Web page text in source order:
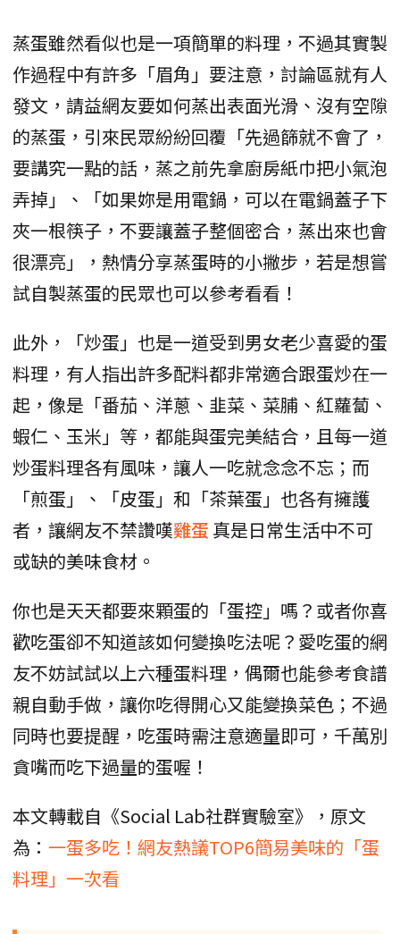
蒸蛋雖然看似也是一項簡單的料理，不過其實製
作過程中有許多「眉角」要注意，討論區就有人
發文，請益網友要如何蒸出表面光滑、沒有空隙
的蒸蛋，引來民眾紛紛回覆「先過篩就不會了，
要講究一點的話，蒸之前先拿廚房紙巾把小氣泡
弄掉」、「如果妳是用電鍋，可以在電鍋蓋子下
夾一根筷子，不要讓蓋子整個密合，蒸出來也會
很漂亮」，熱情分享蒸蛋時的小撇步，若是想嘗
試自製蒸蛋的民眾也可以參考看看！
此外，「炒蛋」也是一道受到男女老少喜愛的蛋
料理，有人指出許多配料都非常適合跟蛋炒在一
起，像是「番茄、洋蔥、韭菜、菜脯、紅蘿蔔、
蝦仁、玉米」等，都能與蛋完美結合，且每一道
炒蛋料理各有風味，讓人一吃就念念不忘；而
「煎蛋」、「皮蛋」和「茶葉蛋」也各有擁護
者，讓網友不禁讚嘆雞蛋 真是日常生活中不可
或缺的美味食材。
你也是天天都要來顆蛋的「蛋控」嗎？或者你喜
歡吃蛋卻不知道該如何變換吃法呢？愛吃蛋的網
友不妨試試以上六種蛋料理，偶爾也能參考食譜
親自動手做，讓你吃得開心又能變換菜色；不過
同時也要提醒，吃蛋時需注意適量即可，千萬別
貪嘴而吃下過量的蛋喔！
本文轉載自《Social Lab社群實驗室》，原文
為： 一蛋多吃！網友熱議TOP6簡易美味的「蛋
料理」一次看